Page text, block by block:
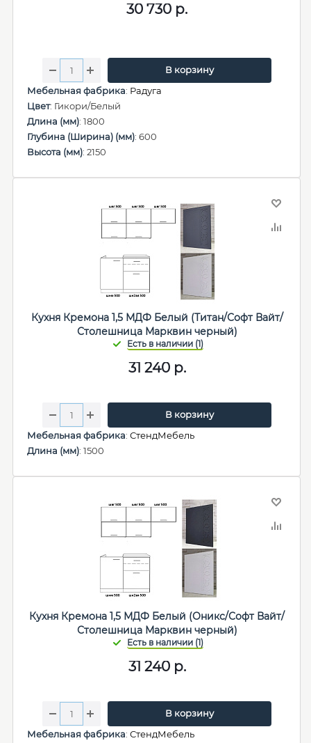
30 730 р.
В корзину
Мебельная фабрика: Радуга
Цвет: Гикори/Белый
Длина (мм): 1800
Глубина (Ширина) (мм): 600
Высота (мм): 2150
Кухня Кремона 1,5 МДФ Белый (Титан/Софт Вайт/
Столешница Марквин черный)
31 240р.
В корзину
Мебельная фабрика: СтендМебель
Длина (мм): 1500
Кухня Кремона 1,5 МДФ Белый (Оникс/Софт Вайт/
Столешница Марквин черный)
31 240р.
В корзину
Мебельная фабрика: СтендМебель